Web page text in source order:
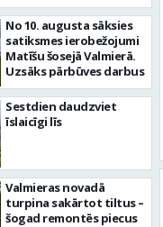
No 10. augusta sāksies
satiksmes ierobežojumi
Matīšu šosejā Valmierā.
Uzsāks pārbūves darbus
Sestdien daudzviet
īslaicīgi līs
Valmieras novadā
turpina sakārtot tiltus –
šogad remontēs piecus